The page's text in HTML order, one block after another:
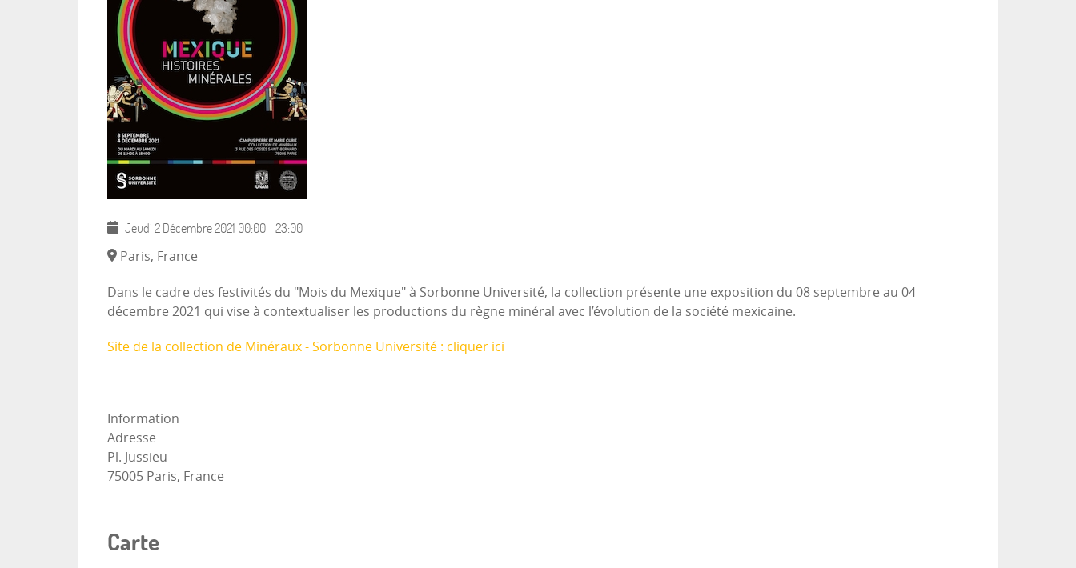
Jeudi 2 Décembre 2021 00:00 -23:00
Paris, France
Dans le cadre des festivités du "Mois du Mexique" à Sorbonne Université, la collection présente une exposition du 08 septembre au 04
décembre 2021 qui vise à contextualiser les productions du règne minéral avec l’évolution de la société mexicaine.
Site de la collection de Minéraux - Sorbonne Université : cliquer ici
Information
Adresse
Pl. Jussieu
75005 Paris, France
Carte